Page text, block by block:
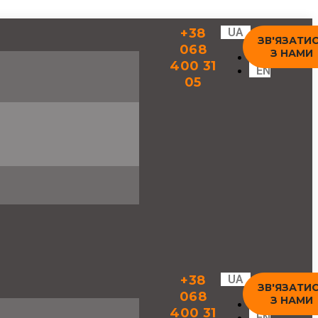
+38
068
400 31
05
UA
RU
EN
З НАМИ
+38
068
400 31
UA
RUЗ НАМИ